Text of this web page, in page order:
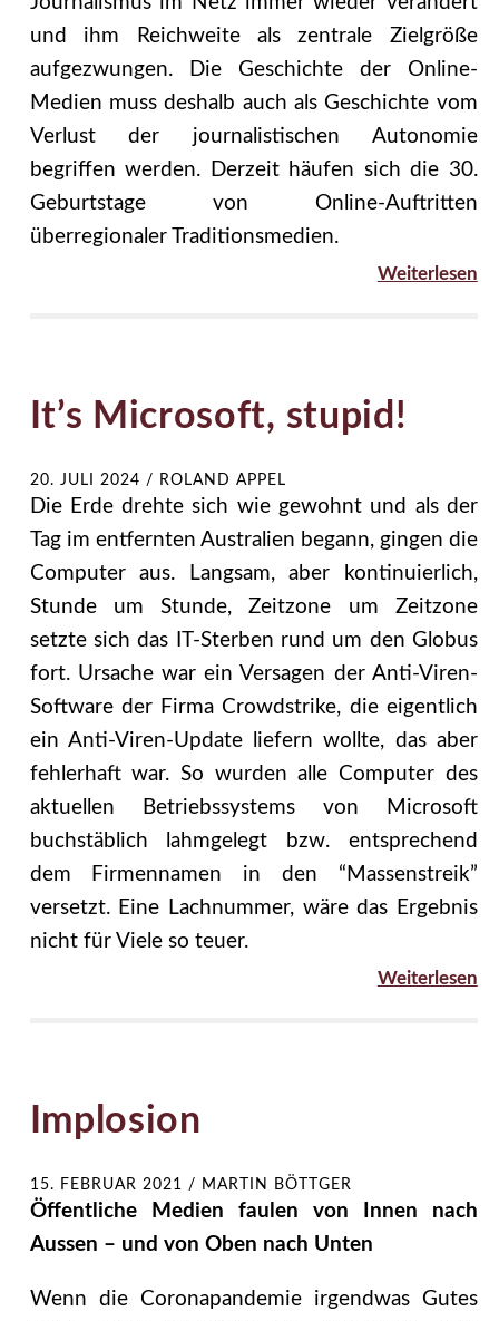
und ihm Reichweite als zentrale Zielgröße
aufgezwungen. Die Geschichte der Online-
Medien muss deshalb auch als Geschichte vom
Verlust der journalistischen Autonomie
begriffen werden. Derzeit häufen sich die 30.
Geburtstage von Online-Auftritten
überregionaler Traditionsmedien.
Weiterlesen
It’s Microsoft, stupid!
20. JULI 2024 / ROLAND APPEL
Die Erde drehte sich wie gewohnt und als der
Tag im entfernten Australien begann, gingen die
Computer aus. Langsam, aber kontinuierlich,
Stunde um Stunde, Zeitzone um Zeitzone
setzte sich das IT-Sterben rund um den Globus
fort. Ursache war ein Versagen der Anti-Viren-
Software der Firma Crowdstrike, die eigentlich
ein Anti-Viren-Update liefern wollte, das aber
fehlerhaft war. So wurden alle Computer des
aktuellen Betriebssystems von Microsoft
buchstäblich lahmgelegt bzw. entsprechend
dem Firmennamen in den “Massenstreik”
versetzt. Eine Lachnummer, wäre das Ergebnis
nicht für Viele so teuer.
Weiterlesen
Implosion
15. FEBRUAR 2021 / MARTIN BÖTTGER
Öffentliche Medien faulen von Innen nach
Aussen – und von Oben nach Unten
Wenn die Coronapandemie irgendwas Gutes